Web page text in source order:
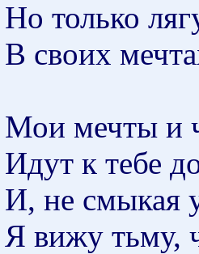
Но только
В своих
Мои мечты и
Идут к тебе
И, не смыкая
Я вижу тьму,